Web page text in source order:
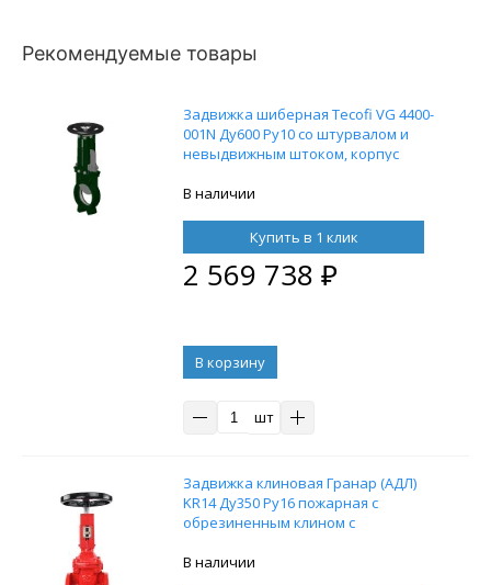
Рекомендуемые товары
Задвижка шиберная Tecofi VG 4400-
001N Ду600 Ру10 со штурвалом и
невыдвижным штоком, корпус
В наличии
Купить в 1 клик
2 569 738 ₽
В корзину
шт
Задвижка клиновая Гранар (АДЛ)
KR14 Ду350 Ру16 пожарная с
обрезиненным клином с
положения
В наличии